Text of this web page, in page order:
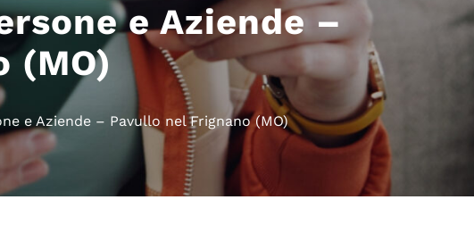
e Aziende –
(MO)
e Aziende – Pavullo nel Frignano (MO)